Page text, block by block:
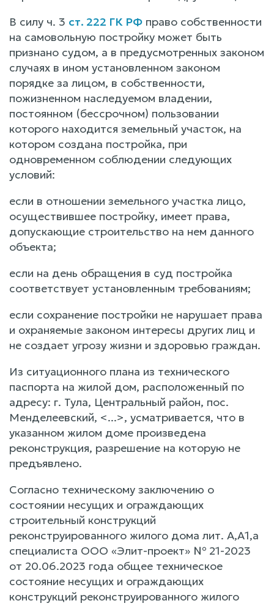
В силу ч. 3 ст. 222 ГК РФ право собственности
на самовольную постройку может быть
признано судом, а в предусмотренных законом
случаях в ином установленном законом
порядке за лицом, в собственности,
пожизненном наследуемом владении,
постоянном (бессрочном) пользовании
которого находится земельный участок, на
котором создана постройка, при
одновременном соблюдении следующих
условий:
если в отношении земельного участка лицо,
осуществившее постройку, имеет права,
допускающие строительство на нем данного
объекта;
если на день обращения в суд постройка
соответствует установленным требованиям;
если сохранение постройки не нарушает права
и охраняемые законом интересы других лиц и
не создает угрозу жизни и здоровью граждан.
Из ситуационного плана из технического
паспорта на жилой дом, расположенный по
адресу: г. Тула, Центральный район, пос.
Менделеевский, <...>, усматривается, что в
указанном жилом доме произведена
реконструкция, разрешение на которую не
предъявлено.
Согласно техническому заключению о
состоянии несущих и ограждающих
строительный конструкций
реконструированного жилого дома лит. А,А1,а
специалиста ООО «Элит-проект» № 21-2023
от 20.06.2023 года общее техническое
состояние несущих и ограждающих
конструкций реконструированного жилого